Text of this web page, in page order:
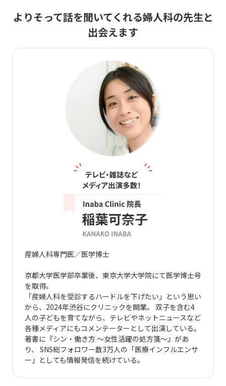
よりそって話を聞いてくれる婦人科の先生と
出会えます
産婦人科専門医／医学博士
京都大学医学部卒業後、東京大学大学院にて医学博士号
を取得。
「産婦人科を受診するハードルを下げたい」という思い
から、2024年渋谷にクリニックを開業。 双子を含む4
人の子どもを育てながら、テレビやネットニュースなど
各種メディアにもコメンテーターとして出演している。
著書に『シン・働き方 ～女性活躍の処方箋～』があ
り、 SNS総フォロワー数3万人の「医療インフルエンサ
ー」としても情報発信を続けている。